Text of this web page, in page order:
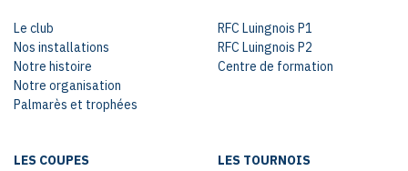
Le club
Nos installations
Notre histoire
Notre organisation
Palmarès et trophées
RFC Luingnois P1
RFC Luingnois P2
Centre de formation
LES COUPES LES TOURNOIS